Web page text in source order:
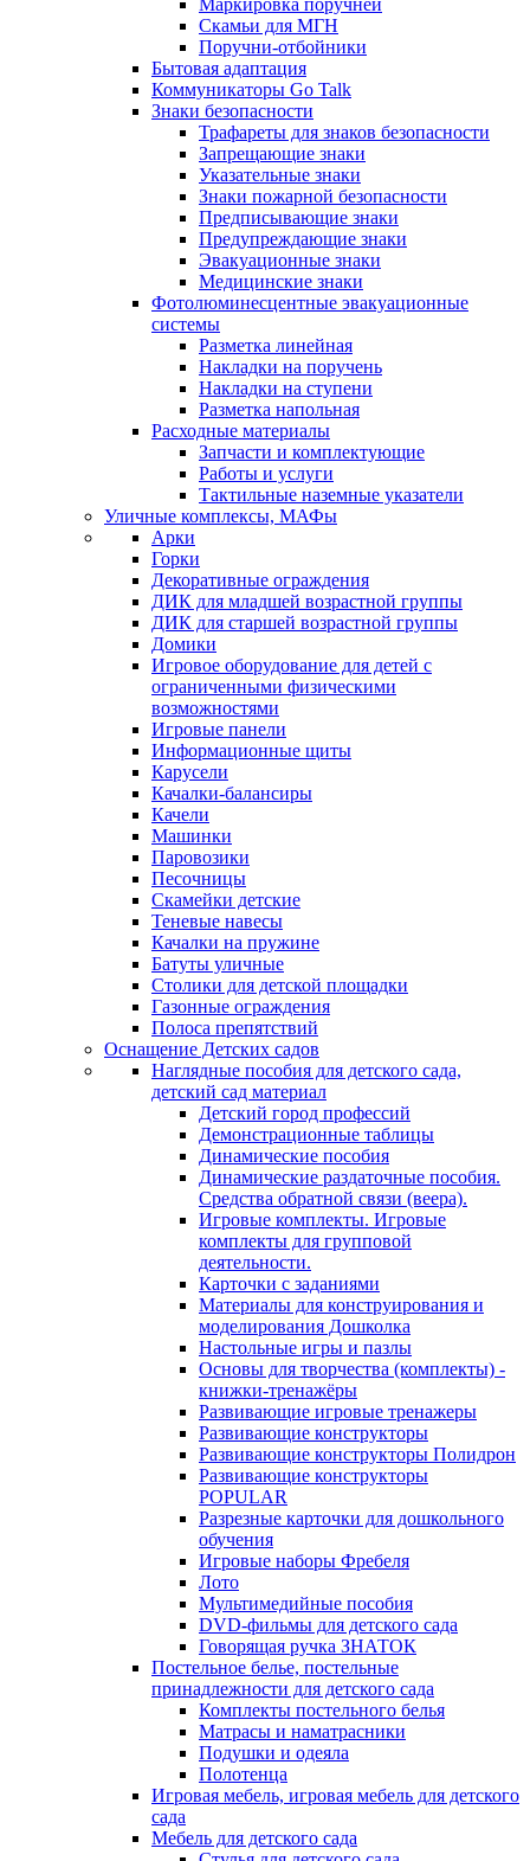
Маркировка поручней
Скамьи для МГН
Поручни-отбойники
Бытовая адаптация
Коммуникаторы Go Talk
Знаки безопасности
Трафареты для знаков безопасности
Запрещающие знаки
Указательные знаки
Знаки пожарной безопасности
Предписывающие знаки
Предупреждающие знаки
Эвакуационные знаки
Медицинские знаки
Фотолюминесцентные эвакуационные
системы
Разметка линейная
Накладки на поручень
Накладки на ступени
Разметка напольная
Расходные материалы
Запчасти и комплектующие
Работы и услуги
Тактильные наземные указатели
Уличные комплексы, МАФы
Арки
Горки
Декоративные ограждения
ДИК для младшей возрастной группы
ДИК для старшей возрастной группы
Домики
Игровое оборудование для детей с
ограниченными физическими
возможностями
Игровые панели
Информационные щиты
Карусели
Качалки-балансиры
Качели
Машинки
Паровозики
Песочницы
Скамейки детские
Теневые навесы
Качалки на пружине
Батуты уличные
Столики для детской площадки
Газонные ограждения
Полоса препятствий
Оснащение Детских садов
Наглядные пособия для детского сада,
детский сад материал
Детский город профессий
Демонстрационные таблицы
Динамические пособия
Динамические раздаточные пособия.
Средства обратной связи (веера).
Игровые комплекты. Игровые
комплекты для групповой
деятельности.
Карточки с заданиями
Материалы для конструирования и
моделирования Дошколка
Настольные игры и пазлы
Основы для творчества (комплекты) -
книжки-тренажёры
Развивающие игровые тренажеры
Развивающие конструкторы
Развивающие конструкторы Полидрон
Развивающие конструкторы
POPULAR
Разрезные карточки для дошкольного
обучения
Игровые наборы Фребеля
Лото
Мультимедийные пособия
DVD-фильмы для детского сада
Говорящая ручка ЗНАТОК
Постельное белье, постельные
принадлежности для детского сада
Комплекты постельного белья
Матрасы и наматрасники
Подушки и одеяла
Полотенца
Игровая мебель, игровая мебель для детского
сада
Мебель для детского сада